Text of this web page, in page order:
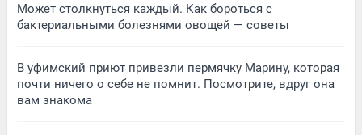
Может столкнуться каждый. Как бороться с
бактериальными болезнями овощей — советы
В уфимский приют привезли пермячку Марину, которая
почти ничего о себе не помнит. Посмотрите, вдруг она
вам знакома